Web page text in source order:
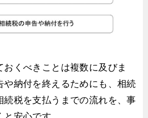
くべきことは複数に及びま
や納付を終えるためにも、相続
続税を支払うまでの流れを、事